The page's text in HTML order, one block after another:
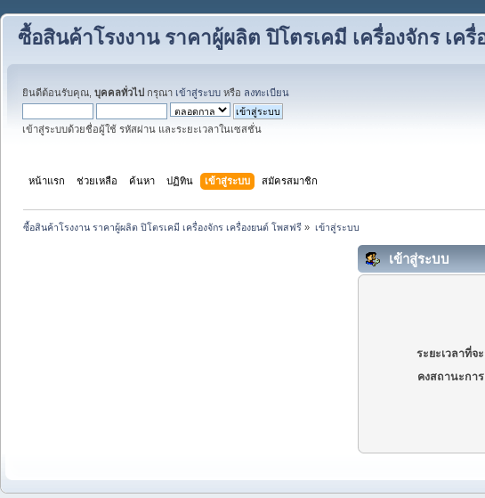
ซื้อสินค้าโรงงาน ราคาผู้ผลิต ปิโตรเคมี เครื่องจักร เค
ยินดีต้อนรับคุณ, บุคคลทั่วไป กรุณา เข้าสู่ระบบ หรือ ลงทะเบียน
เข้าสู่ระบบด้วยชื่อผู้ใช้ รหัสผ่าน และระยะเวลาในเซสชั่น
หน้าแรก ช่วยเหลือ ค้นหา ปฏิทิน เข้าสู่ระบบ สมัครสมาชิก
ซื้อสินค้าโรงงาน ราคาผู้ผลิต ปิโตรเคมี เครื่องจักร เครื่องยนต์ โพสฟรี » เข้าสู่ระบบ
เข้าสู่ระบบ
ระยะเวลาที่จ
คงสถานะกา